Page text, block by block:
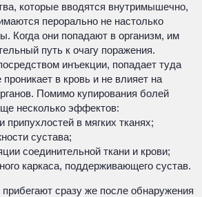
которые вводятся внутримышечно,
перорально не настолько
Когда они попадают в организм, им
путь к очагу поражения.
инъекции, попадает туда
в кровь и не влияет на
Помимо купирования болей
несколько эффектов:
припухлостей в мягких тканях;
сустава;
соединительной ткани и крови;
каркаса, поддерживающего сустав.
сразу же после обнаружения